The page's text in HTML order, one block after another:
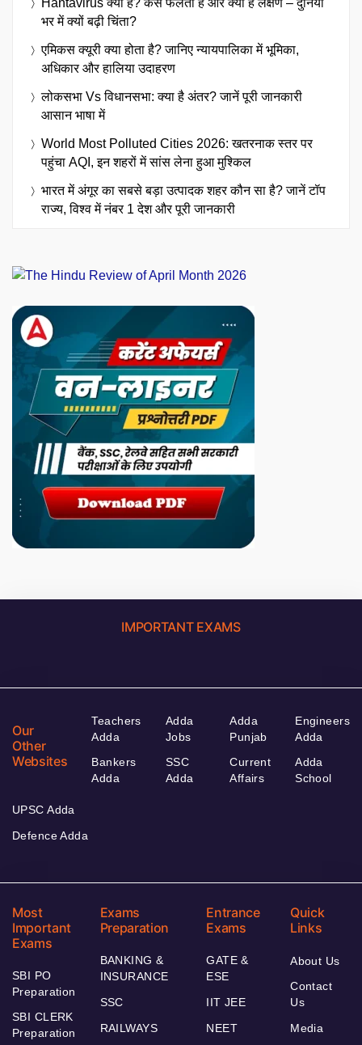
भर में क्यों बढ़ी चिंता?
एमिकस क्यूरी क्या होता है? जानिए न्यायपालिका में भूमिका,
अधिकार और हालिया उदाहरण
लोकसभा Vs विधानसभा: क्या है अंतर? जानें पूरी जानकारी
आसान भाषा में
World Most Polluted Cities 2026: खतरनाक स्तर पर
पहुंचा AQI, इन शहरों में सांस लेना हुआ मुश्किल
भारत में अंगूर का सबसे बड़ा उत्पादक शहर कौन सा है? जानें टॉप
राज्य, विश्व में नंबर 1 देश और पूरी जानकारी
IMPORTANT EXAMS
Our
Other
Websites
Teachers
Adda
Bankers
Adda
Adda
Jobs
SSC
Adda
Adda
Punjab
Current
Affairs
Engineers
Adda
Adda
School
UPSC Adda
Defence Adda
Most
Important
Exams
SBI PO
Preparation
SBI CLERK
Preparation
Exams
Preparation
BANKING &
INSURANCE
SSC
RAILWAYS
Entrance
Exams
GATE &
ESE
IIT JEE
NEET
Quick
Links
About Us
Contact
Us
Media